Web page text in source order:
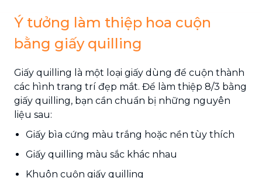
Ý tưởng làm thiệp hoa cuộn
bằng giấy quilling
Giấy quilling là một loại giấy dùng để cuộn thành
các hình trang trí đẹp mắt. Để làm thiệp 8/3 bằng
giấy quilling, bạn cần chuẩn bị những nguyên
liệu sau:
Giấy bìa cứng màu trắng hoặc nền tùy thích
Giấy quilling màu sắc khác nhau
Khuôn cuộn giấy quilling